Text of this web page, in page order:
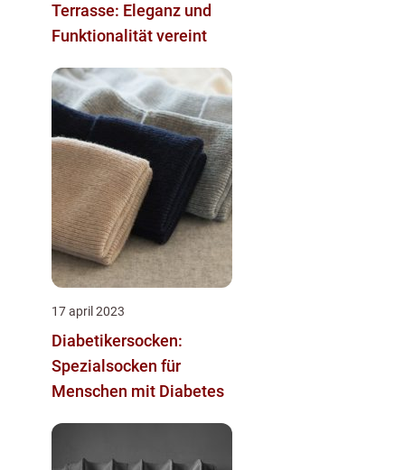
Terrasse: Eleganz und
Funktionalität vereint
17 april 2023
Diabetikersocken:
Spezialsocken für
Menschen mit Diabetes